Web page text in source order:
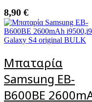
8,90 €
Μπαταρία
Samsung EB-
B600BE